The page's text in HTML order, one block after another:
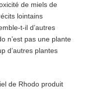
de miels de
lointains
t-il d’autres
n’est pas une plante
d’autres plantes
de Rhodo produit